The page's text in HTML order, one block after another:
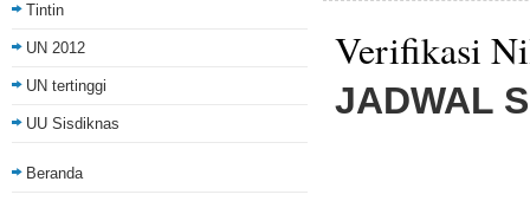
Tintin
UN 2012
UN tertinggi
UU Sisdiknas
Beranda
Verifikasi
JADWAL